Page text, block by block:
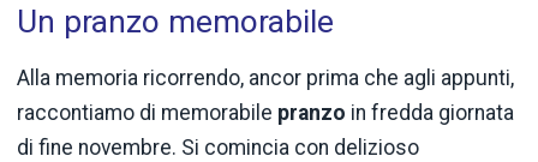
Un pranzo memorabile
Alla memoria ricorrendo, ancor prima che agli appunti,
raccontiamo di memorabile pranzo in fredda giornata
di fine novembre. Si comincia con delizioso